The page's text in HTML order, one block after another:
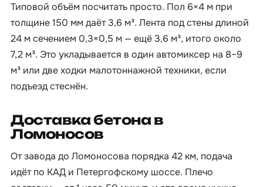
Типовой объём посчитать просто. Пол 6×4 м при
толщине 150 мм даёт 3,6 м³. Лента под стены длиной
24 м сечением 0,3×0,5 м — ещё 3,6 м³, итого около
7,2 м³. Это укладывается в один автомиксер на 8–9
м³ или две ходки малотоннажной техники, если
подъезд стеснён.
Доставка бетона в
Ломоносов
От завода до Ломоносова порядка 42 км, подача
идёт по КАД и Петергофскому шоссе. Плечо